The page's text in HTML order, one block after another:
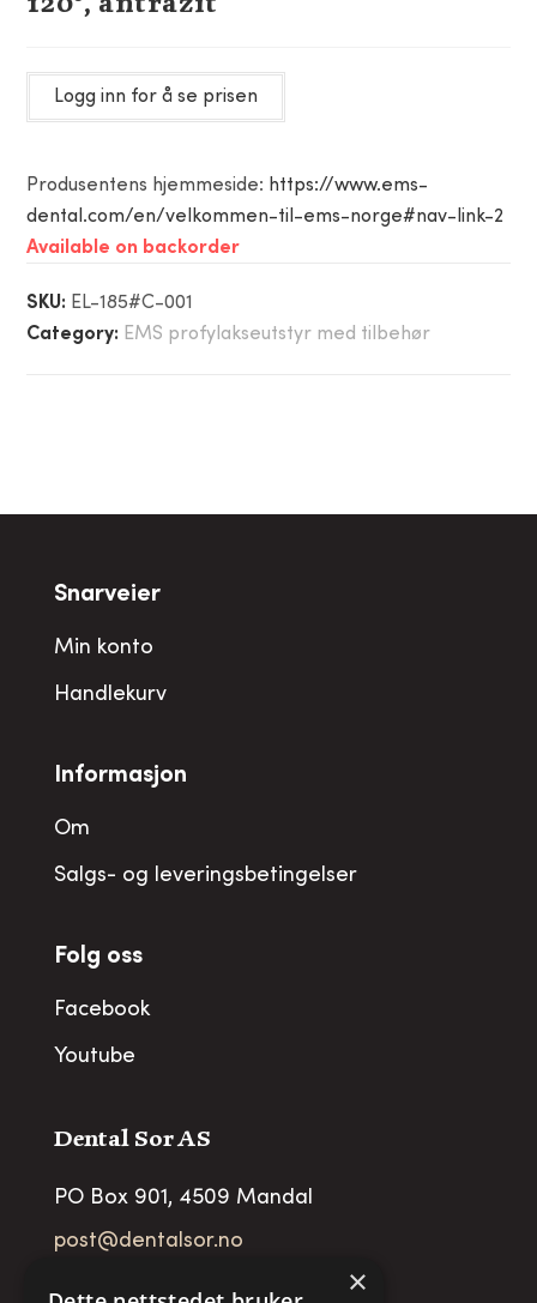
Logg inn for å se prisen
Produsentens hjemmeside: https://www.ems-
dental.com/en/velkommen-til-ems-norge#nav-link-2
Available on backorder
SKU: EL-185#C-001
Category: EMS profylakseutstyr med tilbehør
Snarveier
Min konto
Handlekurv
Informasjon
Om
Salgs- og leveringsbetingelser
Folg oss
Facebook
Youtube
Dental Sor AS
PO Box 901, 4509 Mandal
post@dentalsor.no
×